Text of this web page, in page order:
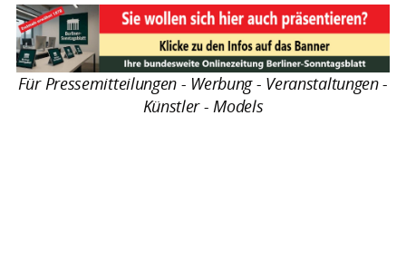
Für Pressemitteilungen - Werbung - Veranstaltungen -
Künstler - Models